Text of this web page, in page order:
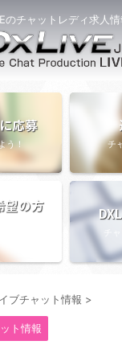
のチャットレディ求人情
応募
う！ チ
望の方
い情報
チ
ブチャット情報 >
ト情報